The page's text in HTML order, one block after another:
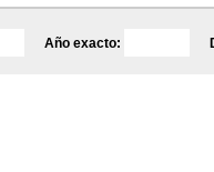
Año exacto: